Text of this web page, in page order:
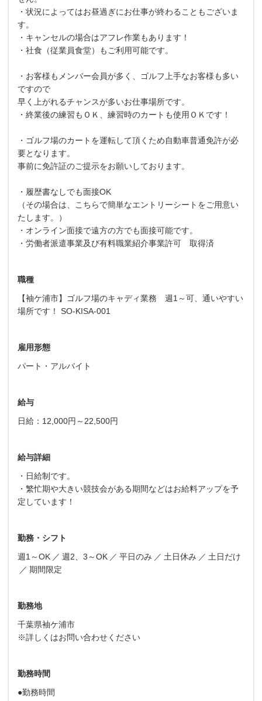
・状況によってはお昼過ぎにお仕事が終わることもございま
す。
・キャンセルの場合はアフレ作業もあります！
・社食（従業員食堂）もご利用可能です。
・お客様もメンバー会員が多く、ゴルフ上手なお客様も多い
ですので
早く上がれるチャンスが多いお仕事場所です。
・終業後の練習もＯＫ、練習時のカートも使用ＯＫです！
・ゴルフ場のカートを運転して頂くため自動車普通免許が必
要となります。
事前に免許証のご提示をお願いしております。
・履歴書なしでも面接OK
（その場合は、こちらで簡単なエントリーシートをご用意い
たします。）
・オンライン面接で遠方の方でも面接可能です。
・労働者派遣事業及び有料職業紹介事業許可 取得済
職種
【袖ケ浦市】ゴルフ場のキャディ業務 週1～可、通いやすい
場所です！ SO-KISA-001
雇用形態
パート・アルバイト
給与
日給：12,000円～22,500円
給与詳細
・日給制です。
・繁忙期や大きい競技会がある期間などはお給料アップを予
定しています！
勤務・シフト
週1～OK
週2、3～OK 平日のみ 土日休み
土日だけ
期間限定
勤務地
千葉県袖ケ浦市
※詳しくはお問い合わせください
勤務時間
●勤務時間